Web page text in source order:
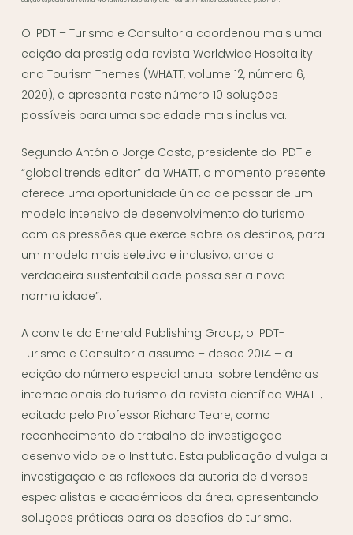
O IPDT – Turismo e Consultoria coordenou mais uma
edição da prestigiada revista Worldwide Hospitality
and Tourism Themes (WHATT, volume 12, número 6,
2020), e apresenta neste número 10 soluções
possíveis para uma sociedade mais inclusiva.
Segundo António Jorge Costa, presidente do IPDT e
“global trends editor” da WHATT, o momento presente
oferece uma oportunidade única de passar de um
modelo intensivo de desenvolvimento do turismo
com as pressões que exerce sobre os destinos, para
um modelo mais seletivo e inclusivo, onde a
verdadeira sustentabilidade possa ser a nova
normalidade”.
A convite do Emerald Publishing Group, o IPDT-
Turismo e Consultoria assume – desde 2014 – a
edição do número especial anual sobre tendências
internacionais do turismo da revista científica WHATT,
editada pelo Professor Richard Teare, como
reconhecimento do trabalho de investigação
desenvolvido pelo Instituto. Esta publicação divulga a
investigação e as reflexões da autoria de diversos
especialistas e académicos da área, apresentando
soluções práticas para os desafios do turismo.